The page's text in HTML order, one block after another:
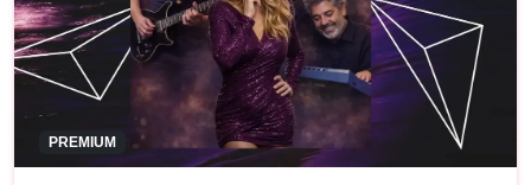
PREMIUM